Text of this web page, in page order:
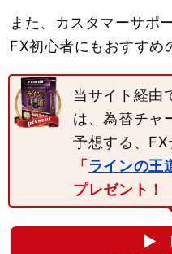
また、カスタマーサポ
FX初心者にもおすすめ
当サイト経由
は、為替チャ
予想する、
「ラインの王
プレゼント！
▶︎